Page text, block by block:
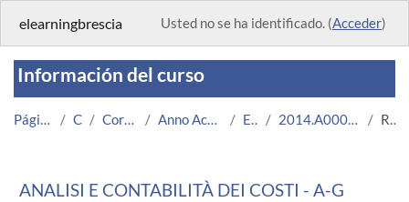
elearningbrescia Usted no se ha identificado. (Acceder)
Información del curso
Página Principal Cursos Corsi Istituzionali Anno Accademico 2014/2015 Economia 2014.A000024.54451-14.A-G.1707 Resumen
ANALISI E CONTABILITÀ DEI COSTI - A-G